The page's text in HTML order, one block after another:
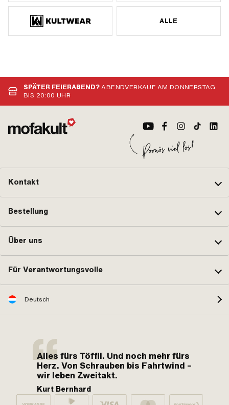
ALLE
SPÄTER FEIERABEND?ABENDVERKAUF AM DONNERSTAG
BIS 20:00 UHR
Kontakt
Bestellung
Über uns
Für Verantwortungsvolle
Deutsch
Alles fürs Töffli. Und noch mehr fürs
Herz. Von Schrauben bis Fahrtwind –
wir leben Zweitakt.
Kurt Bernhard